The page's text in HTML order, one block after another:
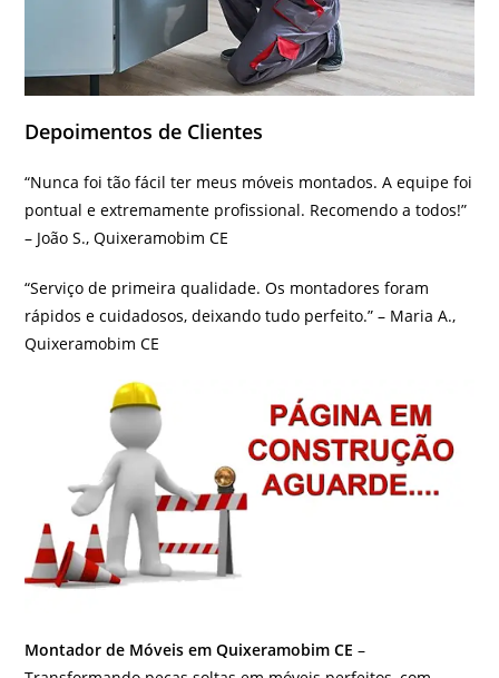
Depoimentos de Clientes
“Nunca foi tão fácil ter meus móveis montados. A equipe foi
pontual e extremamente profissional. Recomendo a todos!”
– João S., Quixeramobim CE
“Serviço de primeira qualidade. Os montadores foram
rápidos e cuidadosos, deixando tudo perfeito.” – Maria A.,
Quixeramobim CE
Montador de Móveis em Quixeramobim CE –